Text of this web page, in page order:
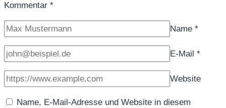
Kommentar *
Name *
E-Mail *
Website
Name, E-Mail-Adresse und Website in diesem